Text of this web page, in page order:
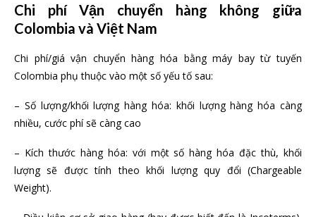
Chi phí Vận chuyển hàng không giữa
Colombia và Việt Nam
Chi phí/giá vận chuyển hàng hóa bằng máy bay từ tuyến
Colombia phụ thuộc vào một số yếu tố sau:
– Số lượng/khối lượng hàng hóa: khối lượng hàng hóa càng
nhiều, cước phí sẽ càng cao
– Kích thước hàng hóa: với một số hàng hóa đặc thù, khối
lượng sẽ được tính theo khối lượng quy đổi (Chargeable
Weight).